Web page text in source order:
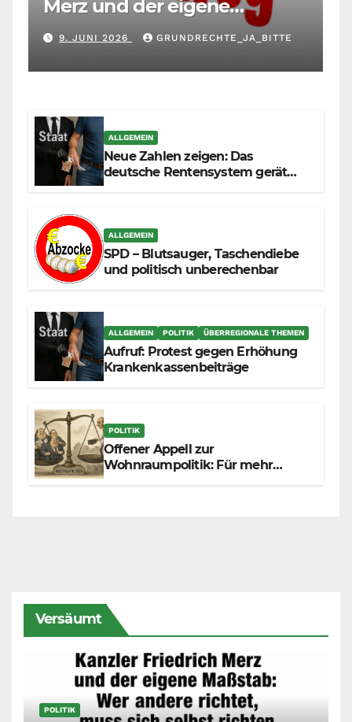
Merz und der eigene
Maßstab: Wer andere richtet,
muss sich selbst richten
9. JUNI 2026 GRUNDRECHTE_JA_BITTE
ALLGEMEIN
Neue Zahlen zeigen: Das
deutsche Rentensystem gerät
ALLGEMEIN
SPD – Blutsauger, Taschendiebe
und politisch unberechenbar
ALLGEMEIN POLITIK ÜBERREGIONALE THEMEN
Aufruf: Protest gegen Erhöhung
Krankenkassenbeiträge
POLITIK
Offener Appell zur
Wohnraumpolitik: Für mehr
Versäumt
POLITIK